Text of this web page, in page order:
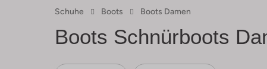
Schuhe Boots Boots Damen
Boots Schnürboots